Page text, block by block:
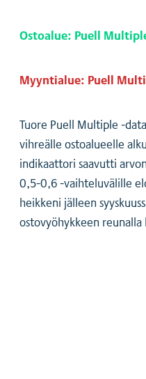
Ostoalue: Puell
Myyntialue: Puell
Tuore Puell Multiple -
vihreälle ostoalueelle
indikaattori saavutti
0,5-0,6 -vaihteluvälille
heikkeni jälleen
ostovyöhykkeen reunalla